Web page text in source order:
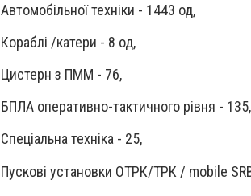
Автомобільної техніки - 1443 од,
Кораблі /катери - 8 од,
Цистерн з ПММ - 76,
БПЛА оперативно-тактичного рівня - 135,
Спеціальна техніка - 25,
Пускові установки ОТРК/ТРК / mobile